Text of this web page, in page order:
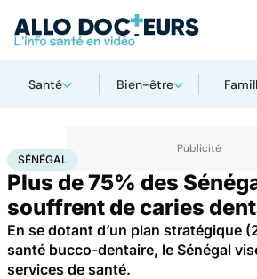
Santé Bien-être
AccueilSanté
SÉNÉGAL
Plus de 75% des
souffrent de caries
En se dotant d’un plan stratégique
santé bucco-dentaire, le Sénégal
services de santé.